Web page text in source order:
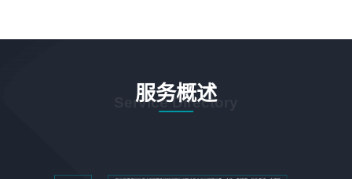
服务概述
Service Directory